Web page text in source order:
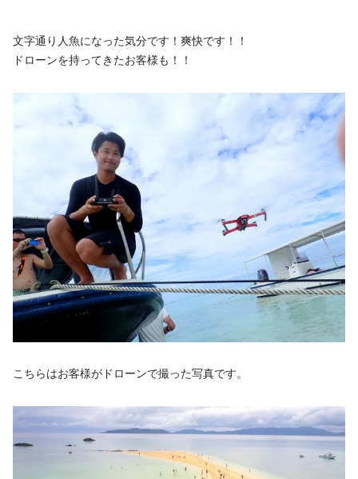
文字通り人魚になった気分です！爽快です！！
ドローンを持ってきたお客様も！！
こちらはお客様がドローンで撮った写真です。